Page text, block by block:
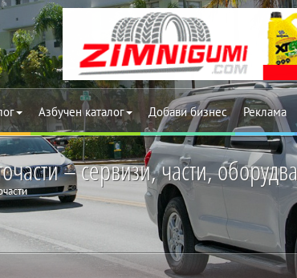
Азбучен каталог Добави бизнес Реклама
– сервизи, части,